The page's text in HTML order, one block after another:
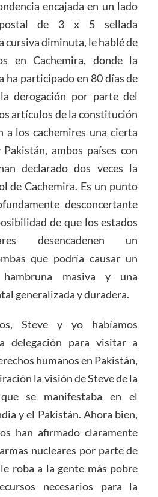
encajada en un lado
de 3 x 5 sellada
cursiva diminuta, le hablé de
en Cachemira, donde la
ha participado en 80 días de
derogación por parte del
artículos de la constitución
a los cachemires una cierta
ambos países con
declarado dos veces la
de Cachemira. Es un punto
desconcertante
de que los estados
desencadenen un
que podría causar un
hambruna masiva y una
generalizada y duradera.
Steve y yo habíamos
delegación para visitar a
humanos en Pakistán,
la visión de Steve de la
se manifestaba en el
y el Pakistán. Ahora bien,
han afirmado claramente
nucleares por parte de
roba a la gente más pobre
necesarios para la